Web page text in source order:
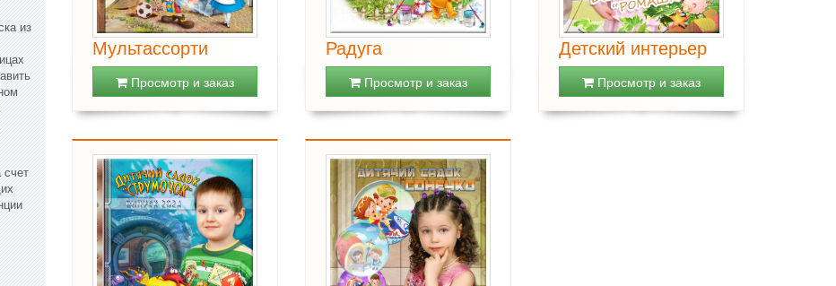
из
Мультассорти
Просмотр и заказ
Радуга
Просмотр и заказ
Детский интерьер
Просмотр и заказ